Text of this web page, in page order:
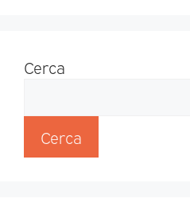
Cerca
Cerca